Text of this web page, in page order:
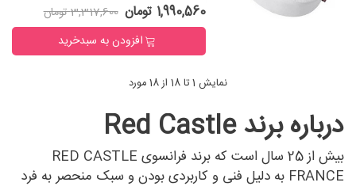
1,990,560 تومان
3,317,600 تومان
افزودن به سبدخرید
نمایش 1 تا 18 از 18 مورد
درباره برند Red Castle
بیش از 25 سال است که برند فرانسوی RED CASTLE
FRANCE به دلیل فنی و کاربردی بودن و سبک منحصر به فرد